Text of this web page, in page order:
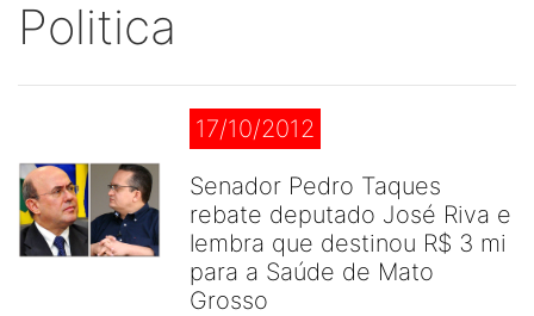
Politica
17/10/2012
Senador Pedro Taques
rebate deputado José Riva e
lembra que destinou R$ 3 mi
para a Saúde de Mato
Grosso